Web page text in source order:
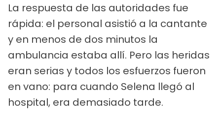
La respuesta de las autoridades fue
rápida: el personal asistió a la cantante
y en menos de dos minutos la
ambulancia estaba allí. Pero las heridas
eran serias y todos los esfuerzos fueron
en vano: para cuando Selena llegó al
hospital, era demasiado tarde.